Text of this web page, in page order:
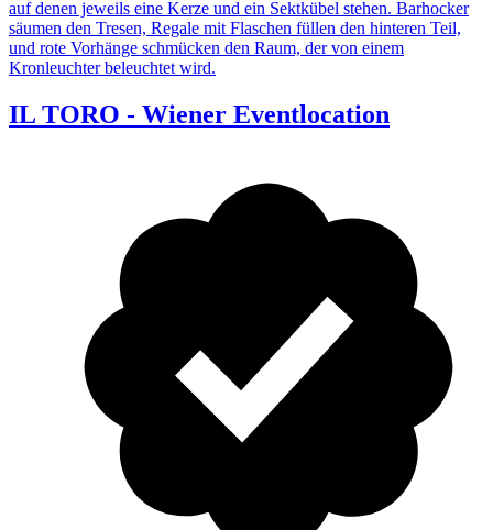
IL TORO - Wiener Eventlocation